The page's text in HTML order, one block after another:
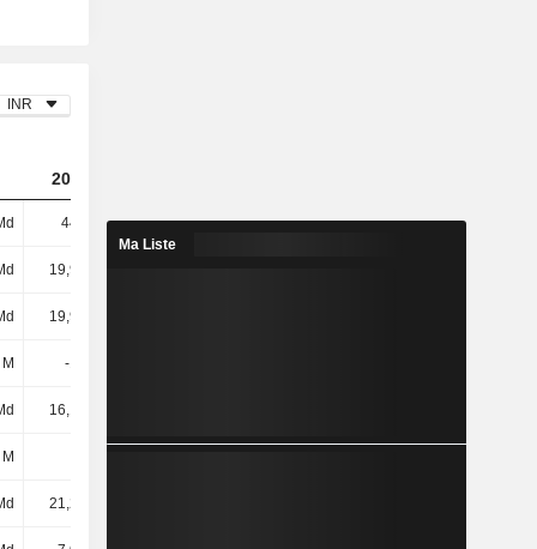
INR
2024
443 Md 510 Md 542 Md
19,96 Md
19,96 Md
-144 M
16,17 Md
21,29 Md
Ma Liste